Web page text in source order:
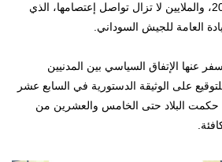
الحادي عشر من أبريل 2018، والملايين لا تزال تواصل إعتصامها، الذي
العامة للجيش السوداني.
عنها الإتفاق السياسي بين المدنيين
على الوثيقة الدستورية في السابع عشر
2019، والتي حكمت البلاد حتى الخامس والعشرين من